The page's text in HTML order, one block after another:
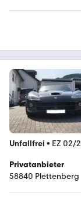
Unfallfrei • EZ 02/
Privatanbieter
58840 Plettenberg